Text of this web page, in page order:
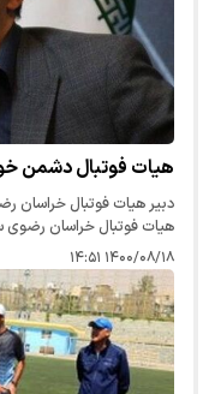
هیات فوتبال دشمن
دبیر هیات فوتبال
هیات فوتبال خراسان
دشمن خونی تیم حمیداوی
۱۴۰۰/۰۸/۱۸ ۱۴:۵۱